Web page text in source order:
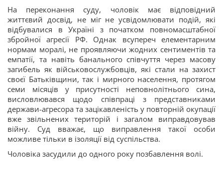
На переконання суду, чоловік має відповідний
життєвий досвід, не міг не усвідомлювати подій, які
відбувалися в Україні з початком повномасштабної
збройної агресії РФ. Однак всупереч елементарним
нормам моралі, не проявляючи жодних сентиментів та
емпатії, та навіть банального співчуття через масову
загибель як військовослужбовців, які стали на захист
своєї Батьківщини, так і мирного населення, протягом
семи місяців у присутності неповнолітнього сина,
висловлювався щодо співпраці з представниками
держави-агресора та зацікавленість у повторній окупації
вже звільнених територій і загалом виправдовував
війну. Суд вважає, що виправлення такої особи
можливе тільки в ізоляції від суспільства.
Чоловіка засудили до одного року позбавлення волі.